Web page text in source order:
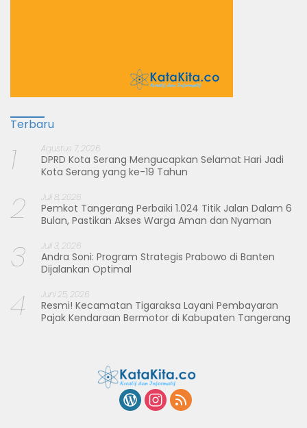
Terbaru
1 Agustus 7, 2026
DPRD Kota Serang Mengucapkan Selamat Hari Jadi
Kota Serang yang ke-19 Tahun
2 Juli 8, 2026
Pemkot Tangerang Perbaiki 1.024 Titik Jalan Dalam 6
Bulan, Pastikan Akses Warga Aman dan Nyaman
3 Juli 3, 2026
Andra Soni: Program Strategis Prabowo di Banten
Dijalankan Optimal
4 Juni 25, 2026
Resmi! Kecamatan Tigaraksa Layani Pembayaran
Pajak Kendaraan Bermotor di Kabupaten Tangerang